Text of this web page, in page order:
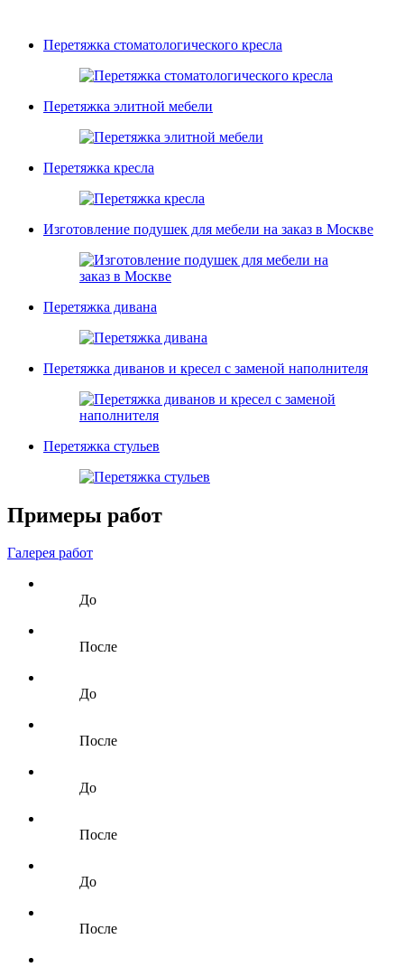
Перетяжка стоматологического кресла
Перетяжка элитной мебели
Перетяжка кресла
Изготовление подушек для мебели на заказ в Москве
Перетяжка дивана
Перетяжка диванов и кресел с заменой наполнителя
Перетяжка стульев
Примеры работ
Галерея работ
До
После
До
После
До
После
До
После